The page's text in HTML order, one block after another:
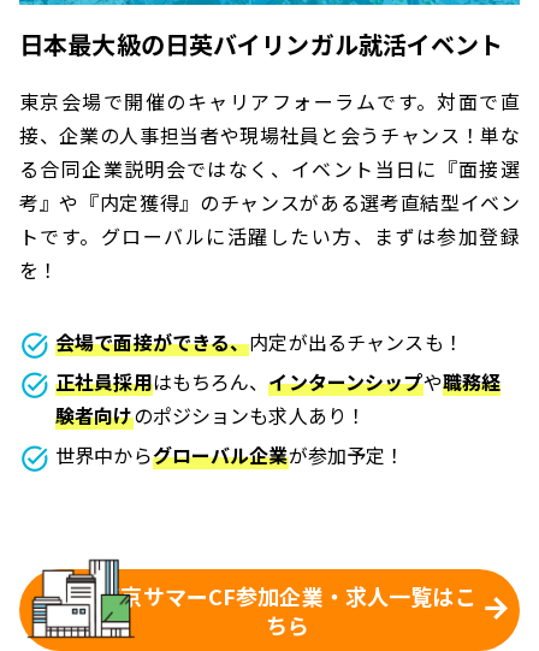
日本最大級の日英バイリンガル就活イベント
東京会場で開催のキャリアフォーラムです。対面で直
接、企業の人事担当者や現場社員と会うチャンス！単な
る合同企業説明会ではなく、イベント当日に『面接選
考』や『内定獲得』のチャンスがある選考直結型イベン
トです。グローバルに活躍したい方、まずは参加登録
を！
会場で面接ができる、内定が出るチャンスも！
正社員採用はもちろん、インターンシップや職務経
験者向けのポジションも求人あり！
世界中からグローバル企業が参加予定！
東京サマーCF参加企業・求人一覧はこ
ちら